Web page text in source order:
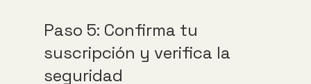
Paso 5: Confirma tu
suscripción y verifica la
seguridad